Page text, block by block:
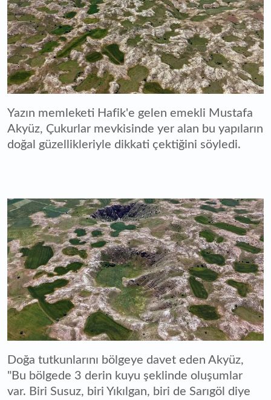
Yazın memleketi Hafik'e gelen emekli Mustafa
Akyüz, Çukurlar mevkisinde yer alan bu yapıların
doğal güzellikleriyle dikkati çektiğini söyledi.
Doğa tutkunlarını bölgeye davet eden Akyüz,
"Bu bölgede 3 derin kuyu şeklinde oluşumlar
var. Biri Susuz, biri Yıkılgan, biri de Sarıgöl diye